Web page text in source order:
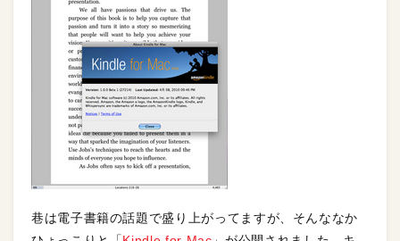
巷は電子書籍の話題で盛り上がってますが、そんななか